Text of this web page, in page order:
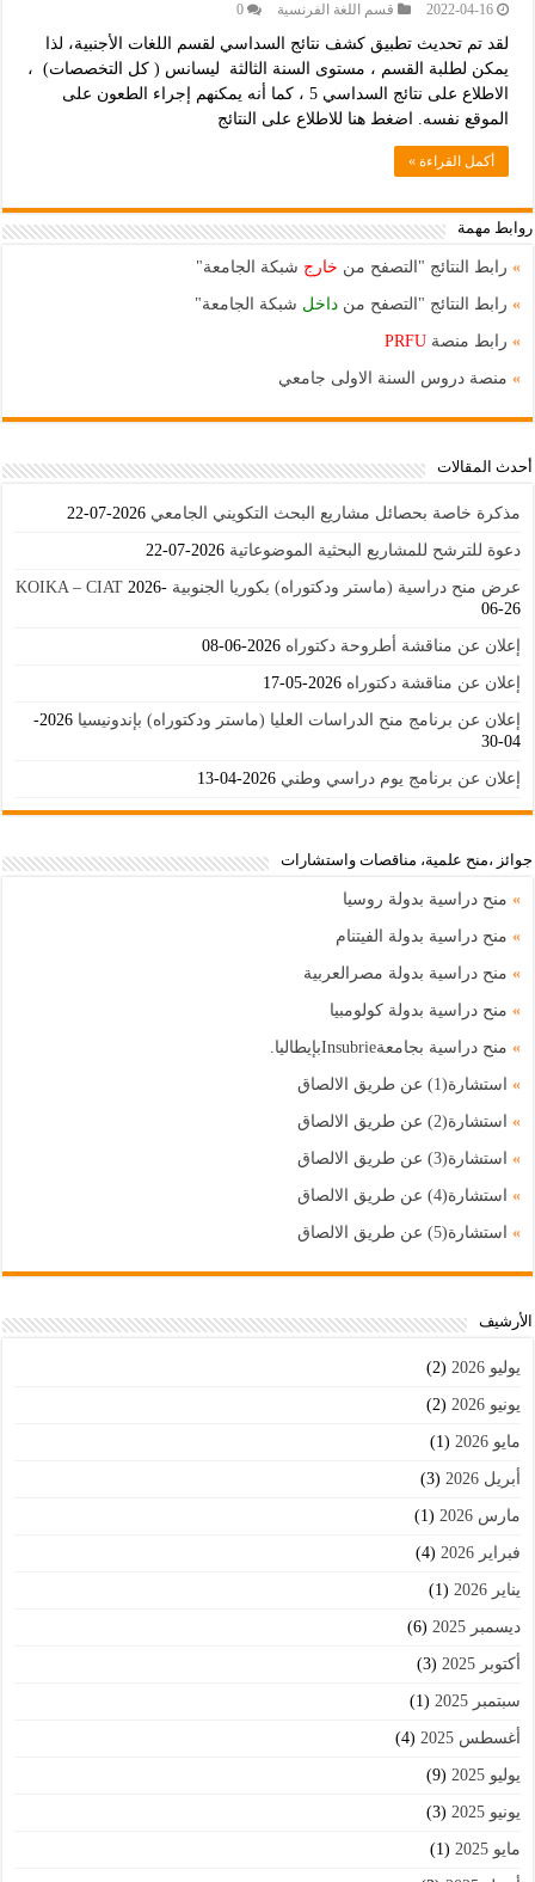
2022-04-16 قسم اللغة الفرنسية 0
لقد تم تحديث تطبيق كشف نتائج السداسي لقسم اللغات اﻷجنبية، لذا
يمكن لطلبة القسم ، مستوى السنة الثالثة ليسانس ( كل التخصصات) ،
الاطلاع على نتائج السداسي 5 ، كما أنه يمكنهم إجراء الطعون على
الموقع نفسه. اضغط هنا للاطلاع على النتائج
أكمل القراءة »
روابط مهمة
» رابط النتائج "التصفح من خارج شبكة الجامعة"
» رابط النتائج "التصفح منداخل شبكة الجامعة"
» رابط منصةPRFU
» منصة دروس السنة الاولى جامعي
أحدث المقالات
مذكرة خاصة بحصائل مشاريع البحث التكويني الجامعي 2026-07-22
دعوة للترشح للمشاريع البحثية الموضوعاتية 2026-07-22
عرض منح دراسية (ماستر ودكتوراه) بكوريا الجنوبية KOIKA – CIAT2026-
06-26
إعلان عن مناقشة أطروحة دكتوراه 2026-06-08
إعلان عن مناقشة دكتوراه 2026-05-17
إعلان عن برنامج منح الدراسات العليا (ماستر ودكتوراه) بإندونيسيا
2026-
04-30
إعلان عن برنامج يوم دراسي وطني 2026-04-13
جوائز ،منح علمية، مناقصات واستشارات
» منح دراسية بدولة روسيا
» منح دراسية بدولة الفيتنام
» منح دراسية بدولة مصرالعربية
» منح دراسية بدولة كولومبيا
» منح دراسية بجامعةInsubrieبإيطاليا.
» استشارة(1) عن طريق الالصاق
» استشارة(2) عن طريق الالصاق
» استشارة(3) عن طريق الالصاق
» استشارة(4) عن طريق الالصاق
» استشارة(5) عن طريق الالصاق
اﻷرشيف
يوليو 2026 (2)
يونيو 2026 (2)
مايو 2026 (1)
أبريل 2026 (3)
مارس 2026 (1)
فبراير 2026 (4)
يناير 2026 (1)
ديسمبر 2025 (6)
أكتوبر 2025 (3)
سبتمبر 2025 (1)
أغسطس 2025 (4)
يوليو 2025 (9)
يونيو 2025 (3)
مايو 2025 (1)